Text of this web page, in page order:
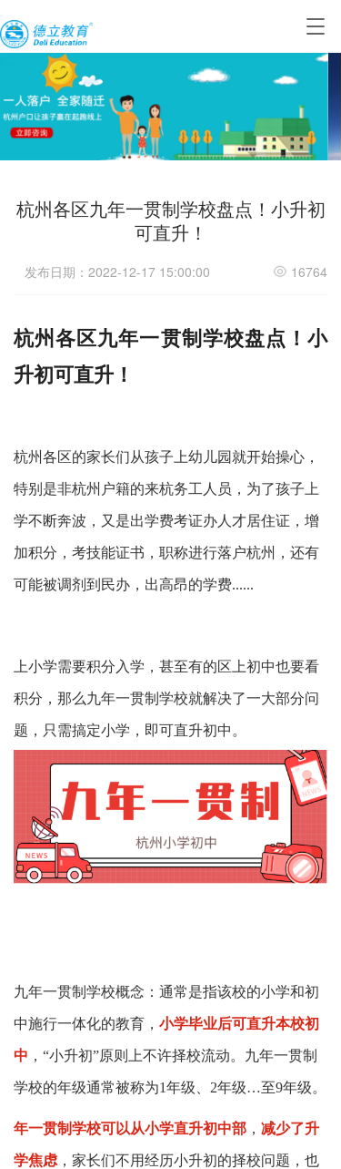
T
g
n
a
g
i
o
杭州各区九年一贯制学校盘点！小升初
可直升！
发布日期：2022-12-17 15:00:00 16764
杭州各区九年一贯制学校盘点！ 小
升初可直升！
杭州各区的家长们从孩子上幼儿园就开始操心，
特别是非杭州户籍的来杭务工人员，为了孩子上
学不断奔波，又是出学费考证办人才居住证，增
加积分，考技能证书，职称进行落户杭州，还有
可能被调剂到民办，出高昂的学费......
上小学需要积分入学，甚至有的区上初中也要看
积分，那么九年一贯制学校就解决了一大部分问
题，只需搞定小学，即可直升初中。
九年一贯制学校概念： 通常是指该校的小学和初
中施行一体化的教育， 小学毕业后可直升本校初
中 ，“小升初”原则上不许择校流动。九年一贯制
学校的年级通常被称为1年级、2年级…至9年级。
年一贯制学校可以从小学直升初中部 ， 减少了升
学焦虑 ，家长们不用经历小升初的择校问题，也